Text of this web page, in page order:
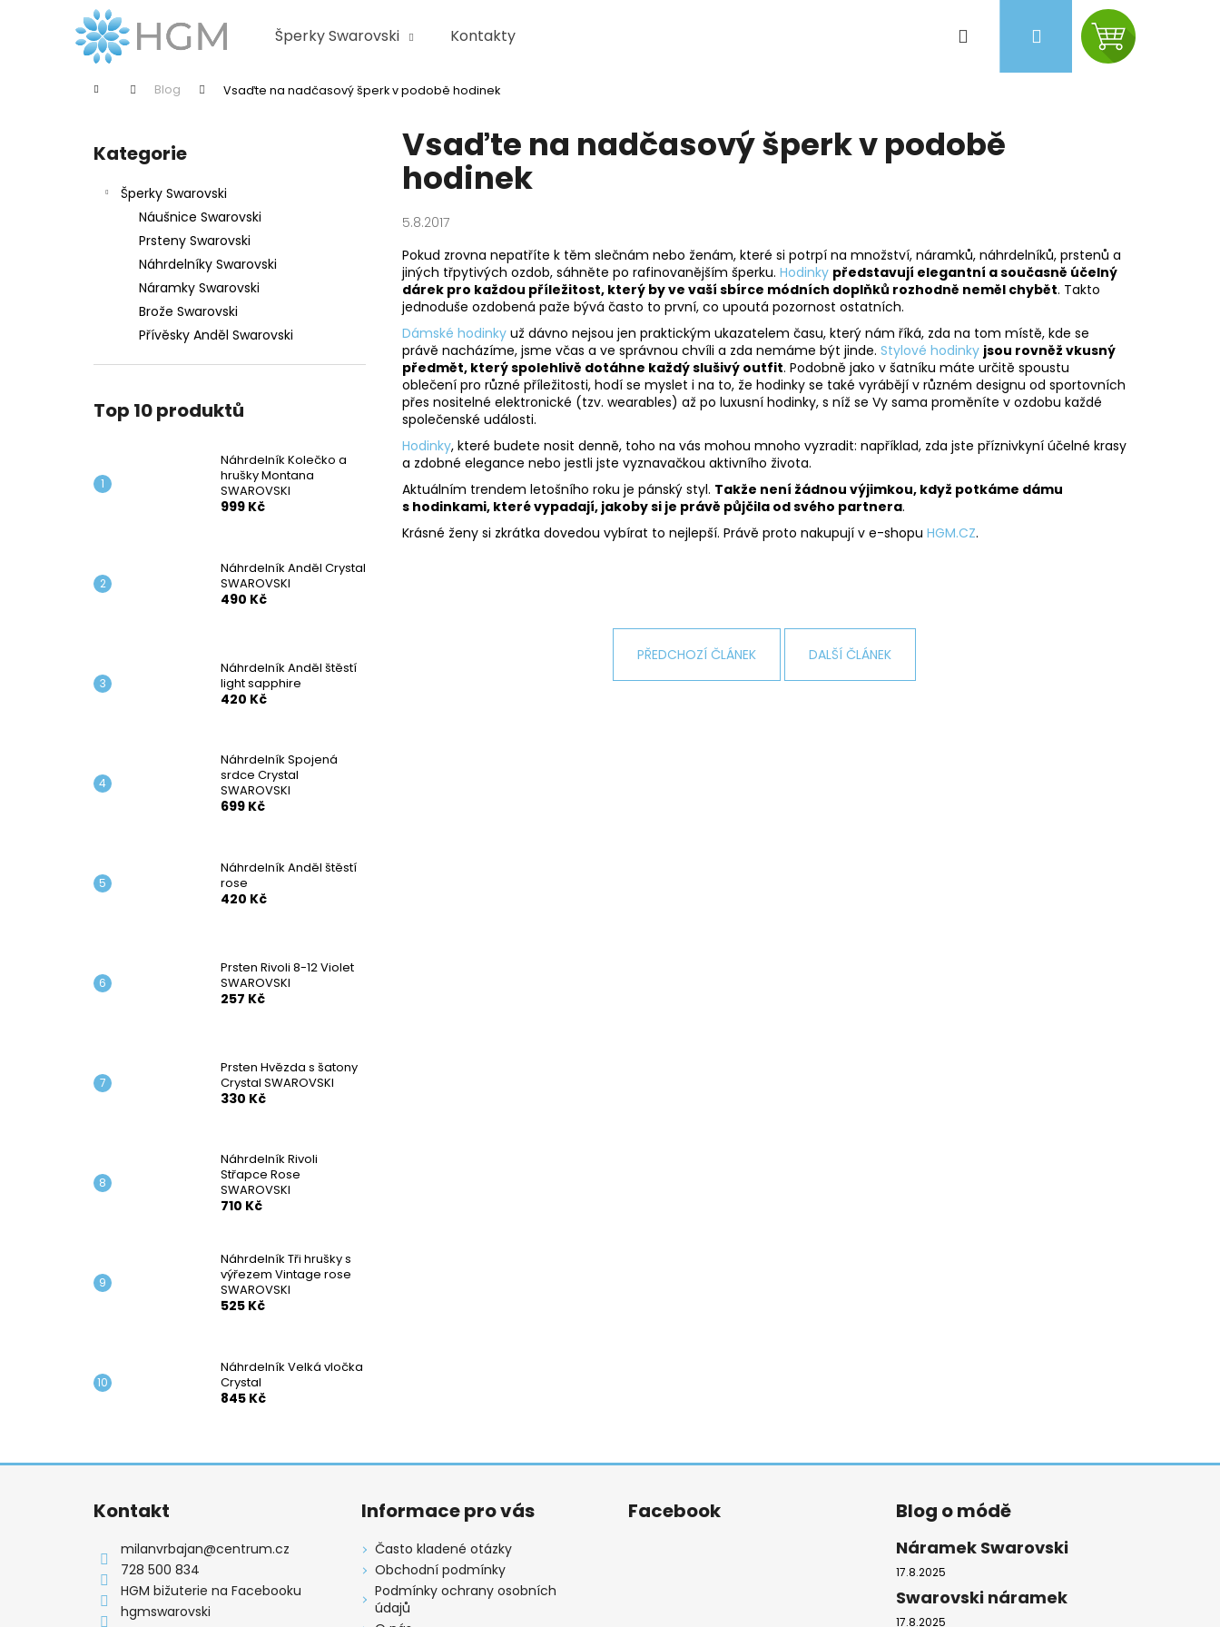
Šperky Swarovski Kontakty PřihlášeníNákupní
Domů Blog Vsaďte na nadčasový šperk v podobě hodinek
Přeskočit
kategorie
Kategorie
Šperky Swarovski
Náušnice Swarovski
Prsteny Swarovski
Náhrdelníky Swarovski
Náramky Swarovski
Brože Swarovski
Přívěsky Anděl Swarovski
Top 10 produktů
Náhrdelník Kolečko a
hrušky Montana
SWAROVSKI
999 Kč
Náhrdelník Anděl Crystal
SWAROVSKI
490 Kč
Náhrdelník Anděl štěstí
light sapphire
420 Kč
Náhrdelník Spojená
srdce Crystal
SWAROVSKI
699 Kč
Náhrdelník Anděl štěstí
rose
420 Kč
Prsten Rivoli 8-12 Violet
SWAROVSKI
257 Kč
Prsten Hvězda s šatony
Crystal SWAROVSKI
330 Kč
Náhrdelník Rivoli
Střapce Rose
SWAROVSKI
710 Kč
Náhrdelník Tři hrušky s
výřezem Vintage rose
SWAROVSKI
525 Kč
Náhrdelník Velká vločka
Crystal
845 Kč
Vsaďte na nadčasový šperk v podobě
hodinek
5.8.2017
Pokud zrovna nepatříte k těm slečnám nebo ženám, které si potrpí na množství, náramků, náhrdelníků, prstenů a
jiných třpytivých ozdob, sáhněte po rafinovanějším šperku. Hodinky představují elegantní a současně účelný
dárek pro každou příležitost, který by ve vaší sbírce módních doplňků rozhodně neměl chybět. Takto
jednoduše ozdobená paže bývá často to první, co upoutá pozornost ostatních.
Dámské hodinky už dávno nejsou jen praktickým ukazatelem času, který nám říká, zda na tom místě, kde se
právě nacházíme, jsme včas a ve správnou chvíli a zda nemáme být jinde. Stylové hodinky jsou rovněž vkusný
předmět, který spolehlivě dotáhne každý slušivý outfit. Podobně jako v šatníku máte určitě spoustu
oblečení pro různé příležitosti, hodí se myslet i na to, že hodinky se také vyrábějí v různém designu od sportovních
přes nositelné elektronické (tzv. wearables) až po luxusní hodinky, s níž se Vy sama proměníte v ozdobu každé
společenské události.
Hodinky, které budete nosit denně, toho na vás mohou mnoho vyzradit: například, zda jste příznivkyní účelné krasy
a zdobné elegance nebo jestli jste vyznavačkou aktivního života.
Aktuálním trendem letošního roku je pánský styl. Takže není žádnou výjimkou, když potkáme dámu
s hodinkami, které vypadají, jakoby si je právě půjčila od svého partnera.
Krásné ženy si zkrátka dovedou vybírat to nejlepší. Právě proto nakupují v e-shopu HGM.CZ.
PŘEDCHOZÍ ČLÁNEK DALŠÍ ČLÁNEK
Zpět
Zpět
Co potřebujete najít?
Doporučujeme
Následující
NÁHRDELNÍK KOLEČKO A HRUŠKY
MONTANA SWAROVSKI
NÁHRDELNÍK ANDĚL CRYSTAL
SWAROVSKI
490 Kč
Původně:850 Kč
NÁHRDELNÍK ANDĚL ŠTĚSTÍ LIGHT
420 Kč
Původně: 699 Kč
Z
Kontakt
milanvrbajan@centrum.cz
728 500 834
HGM bižuterie na Facebooku
hgmswarovski
Informace pro vás
Často kladené otázky
Obchodní podmínky
Podmínky ochrany osobních
údajů
Facebook Blog o módě
Náramek Swarovski
17.8.2025
Swarovski náramek
17.8.2025